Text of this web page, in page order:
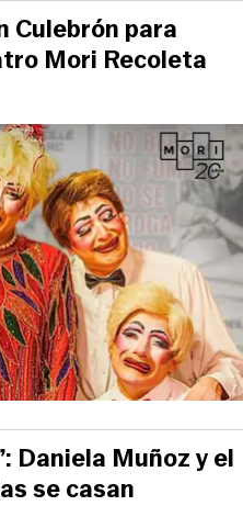
Culebrón para
Mori Recoleta
Daniela Muñoz y el
se casan